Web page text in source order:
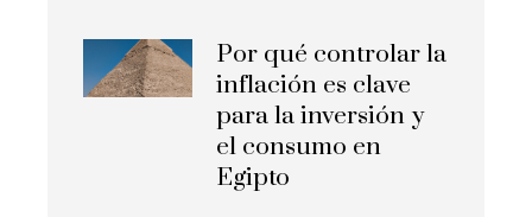
Por qué controlar la
inflación es clave
para la inversión y
el consumo en
Egipto